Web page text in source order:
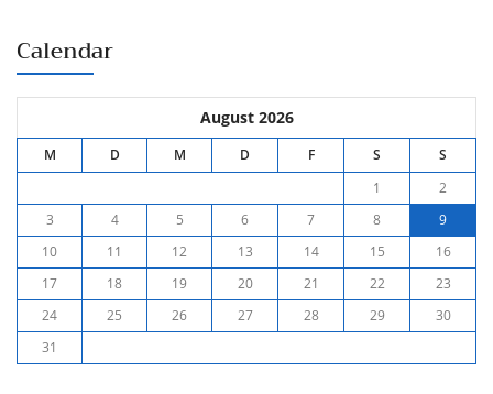
Calendar
August 2026
M D M D F S
S
1
2
3
4 5 6 7 8
9
10
11 12 13 14 15
16
17
18 19 20 21 22
23
24
25 26 27 28 29
30
31